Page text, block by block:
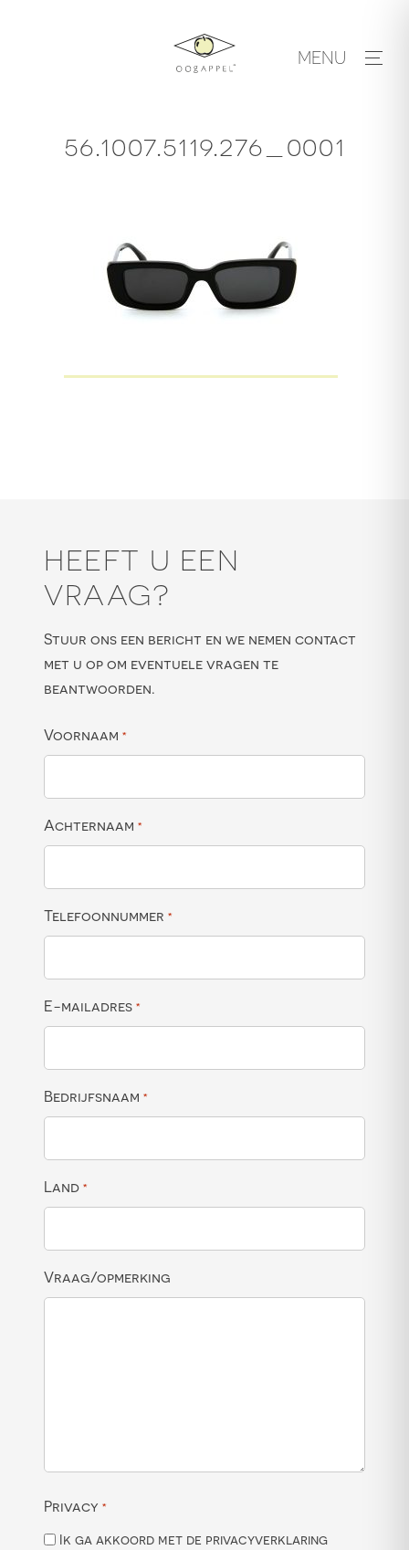
MENU
56.1007.5119.276_0001
HEEFT U EEN
VRAAG?
Stuur ons een bericht en we nemen contact
met u op om eventuele vragen te
beantwoorden.
Voornaam *
Achternaam *
Telefoonnummer *
E-mailadres *
Bedrijfsnaam *
Land *
Vraag/opmerking
Privacy *
Ik ga akkoord met de privacyverklaring